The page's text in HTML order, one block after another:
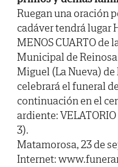
Ruegan una oración
cadáver tendrá lugar
MENOS CUARTO de
Municipal de
Miguel (La Nueva) de
celebrará el funeral
continuación en el
ardiente:
3).
Matamorosa, 23 de
Internet: